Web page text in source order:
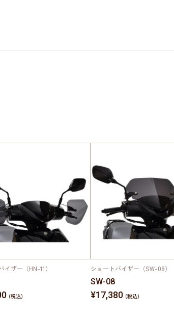
イザー（HN-11） ショートバイザー（SW-08）
SW-08
¥17,380